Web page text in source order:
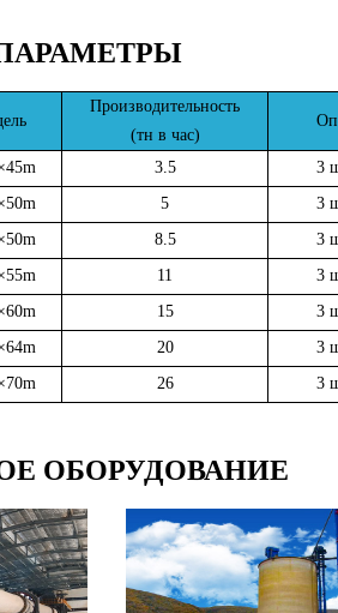
Производительность
(тн в час)
3.5 3
5 3
8.5 3
11 3
15 3
20 3
26 3
ОБОРУДОВАНИЕ